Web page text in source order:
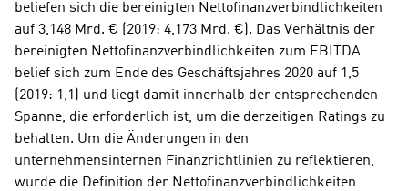
beliefen sich die bereinigten Nettofinanzverbindlichkeiten
auf 3,148 Mrd. € (2019: 4,173 Mrd. €). Das Verhältnis der
bereinigten Nettofinanzverbindlichkeiten zum EBITDA
belief sich zum Ende des Geschäftsjahres 2020 auf 1,5
(2019: 1,1) und liegt damit innerhalb der entsprechenden
Spanne, die erforderlich ist, um die derzeitigen Ratings zu
behalten. Um die Änderungen in den
unternehmensinternen Finanzrichtlinien zu reflektieren,
wurde die Definition der Nettofinanzverbindlichkeiten